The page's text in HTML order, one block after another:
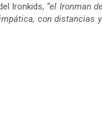
Ironkids, “el Ironman
con distancias